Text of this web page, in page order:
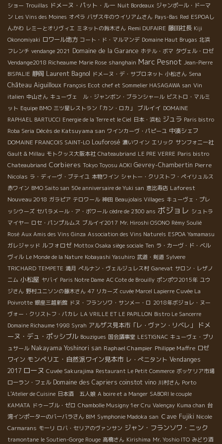
ショー Trouillas ドメーヌ・パット・ルー Nuit Bordeaux ジャンポール・ドーマ
ン Les Vins des Moines オペラ バザス牛のウイリアムさん Pays-Bas Red ESPOAし
んかわ レミーとオリヴィエ ミネットの鈴木さん Remi DUFAIRE 藤田社長 Kiji
Okonomiyaki ロワール地方 コート・ド・マルマンデ Domaine Haut Brugas 北浜
フレンチ vendange 2021 Domaine de la Garance ホテル・ボマ タヴェル・ロゼ
Vendange2018 Richeaume Marie Rose shanghain Marc Pesnot Jean-Pierre
BISPALIE 静岡 Laurent Bagnol ドメーヌ・デ・サブロネット 小松さん Sena
Château Aiguilloux François Ecot chef et Sommelier HASAGAWA san Vin
italien 中山さん キューヴェ ル・ジャンボン・ブランシャール ビストロ・マルミ
ット Equipe BMO 三ツ星レストラン「カン・ロカ」 ブルイイ DOMAINE
RAPHAEL BARTUCCI Energie de la Terre et le Ciel 日本・浜松 ジュラ Paris bistro
Roba Seria Décès de Katsuyama san ワインカーヴ・パピーユ 中湊シェフ
DOMAINE FRANCOIS SAINT-LO Louforosé 濃いワイン エリック サンフォニー社
Gault & Millau モトクッス大阪本社 Chateaubriand LE PRE VERRE Paris bistro
Chateaubriand Corbieres Tokyo Toyosu AOKI Gevrey-Chambertin Pierre
Nicolas ラ・ディーヴ・ブテイユ 本物ワイン シャトー・クリストフ・ペイリュルス
赤ワイン BMO Saito san 50e anniversaire de Yuki san 恵比寿店 Laforest
Nouveau 2018 ガラピア テロワール 神田 Beaujolais Villages キューヴェ・プレ
ッシウーズ セパラメール・ア・ボワール cèdre de 2300 ans ボジョレ シュトラ
マイヤー ロセ・パンプルムス ブルイイ2017 Mr. Hiroshi OSONO Rémy Soulié
Rosé Aux Amis des Vins Ginza Association des Vins Naturels ESPOA Yamamasu
ガレジャッド ルフォロゼ Mottox Osaka siège sociale Ten ラ・カーヴ・ド・ベル
ヴィル Le Monde de la Nature Kobayashi Yasuhiro 武道・剣道 Sylvere
TRICHARD TEMPETE 満月 ぺルナン・ヴェルジュレス村 Ganevat サロン・レザノ
ニム 小松屋 ヤバイ Paris Notre Dame AC Cote de Brouilly ポンポワ2015年 ユウ
ジさん 野村ユニソンの藤木さん 47 リカーズ cuvée Marcel Lapierre Cuvée La
Poivrotte 銀座三越新館 ドヌ・フランソワ・サンメー・ロ 2018年ボジョレ・ヌー
ヴォー・クリストフ・パカレ LA VRILLE ET LE PAPILLON Bistro Le Sancerre
Domaine Richaume 1998 Syrah アルザス見本市「レ・ヴァン・リベレ」
ドメ
ーヌ・デュ・ポッシブル Bouzigues 国会議事堂 LESTIGNAC キューヴェ・プリ
ュサール Nakayama Yoshinori san Raphael Champier Philippe Maffre ロゼ
ワイン モンペリエ・自然派ワイン見本市 レ・ぺニタント Vendanges
2017 ローヌ Cuvée Sakurajima Restaurant Le Petit Commerce ボッケリア市場
ローラン・フェル Domaine des Capriers coinstot vino 川村さん Porto
L'Atelier de Cuisine 日本酒 五人娘 A boire et a Manger SABORI le couple
KAMATA ドゥーブル・ゼロ Chambolle Musigny 1er Cru Valençay Kuma chan 台
湾インポーターのバーバラさん BIM Symphonie Madoka san Ｃave Fujiki Nicole
Carmarans モーリ ロバ・セリアのヴァンサン ジャン・フランソワ・ニック
tramontane le Soutien-Gorge Rouge 高橋さん Kirishima Mr. Yoshio ITO みどり酒